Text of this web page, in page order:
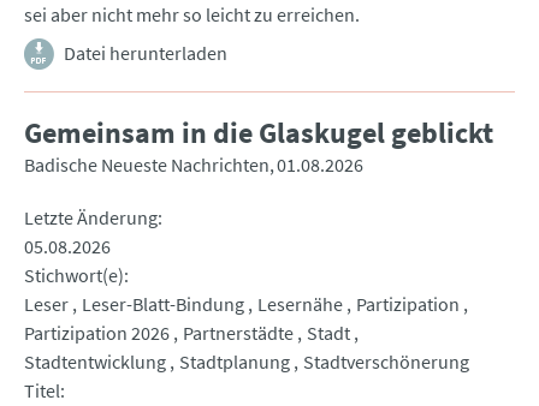
sei aber nicht mehr so leicht zu erreichen.
Datei herunterladen
Gemeinsam in die Glaskugel geblickt
Badische Neueste Nachrichten 01.08.2026
Letzte Änderung
05.08.2026
Stichwort(e)
Leser Leser-Blatt-Bindung Lesernähe Partizipation
Partizipation 2026 Partnerstädte Stadt
Stadtentwicklung Stadtplanung Stadtverschönerung
Titel